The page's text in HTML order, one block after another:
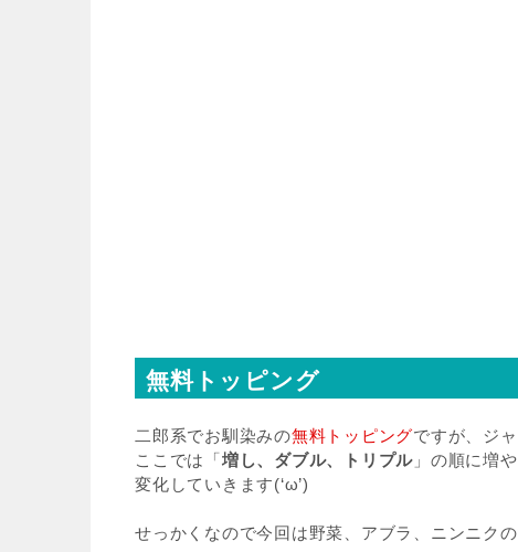
無料トッピング
二郎系でお馴染みの無料トッピングですが、ジ
ここでは「増し、ダブル、トリプル 」の順に増
変化していきます(‘ω’)
せっかくなので今回は野菜、アブラ、ニンニクの